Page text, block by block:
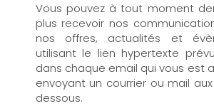
Vous pouvez à tout moment
plus recevoir nos
nos offres, actualités et
utilisant le lien hypertexte
dans chaque email qui vous est
envoyant un courrier ou mail
dessous.